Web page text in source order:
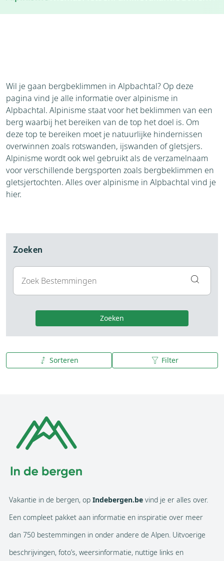
Weer
Wil je gaan bergbeklimmen in Alpbachtal? Op deze
pagina vind je alle informatie over alpinisme in
Alpbachtal. Alpinisme staat voor het beklimmen van een
berg waarbij het bereiken van de top het doel is. Om
deze top te bereiken moet je natuurlijke hindernissen
overwinnen zoals rotswanden, ijswanden of gletsjers.
Alpinisme wordt ook wel gebruikt als de verzamelnaam
voor verschillende bergsporten zoals bergbeklimmen en
gletsjertochten. Alles over alpinisme in Alpbachtal vind je
hier.
Zoeken
Zoeken
Sorteren Filter
A tot Z
Vakantie in de bergen, op Indebergen.be vind je er alles over.
Een compleet pakket aan informatie en inspiratie over meer
dan 750 bestemmingen in onder andere de Alpen. Uitvoerige
beschrijvingen, foto’s, weersinformatie, nuttige links en